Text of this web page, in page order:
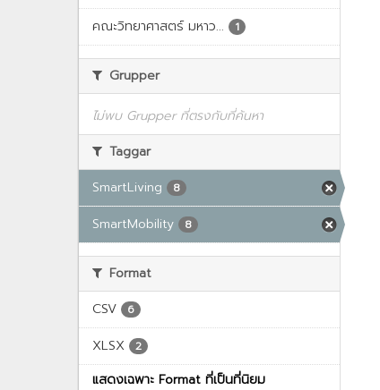
คณะวิทยาศาสตร์ มหาว... 1
Grupper
ไม่พบ Grupper ที่ตรงกับที่ค้นหา
Taggar
SmartLiving
8
SmartMobility 8
Format
CSV
6
XLSX 2
แสดงเฉพาะ Format ที่เป็นที่นิยม